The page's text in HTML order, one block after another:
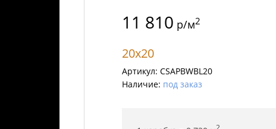
11 810 р/м2
20x20
Артикул: CSAPBWBL20
Наличие: под заказ